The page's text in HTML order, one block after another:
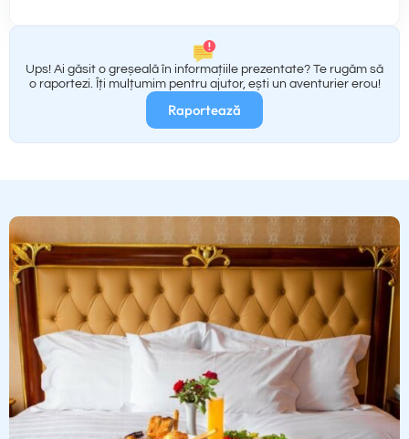
Ups! Ai găsit o greșeală în informațiile prezentate? Te rugăm să
o raportezi. Îți mulțumim pentru ajutor, ești un aventurier erou!
Raportează